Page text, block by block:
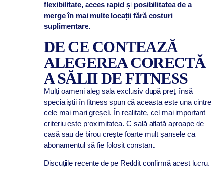
flexibilitate, acces rapid și posibilitatea de a
merge în mai multe locații fără costuri
suplimentare.
DE CE CONTEAZĂ
ALEGEREA CORECTĂ
A SĂLII DE FITNESS
Mulți oameni aleg sala exclusiv după preț, însă
specialiștii în fitness spun că aceasta este una dintre
cele mai mari greșeli. În realitate, cel mai important
criteriu este proximitatea. O sală aflată aproape de
casă sau de birou crește foarte mult șansele ca
abonamentul să fie folosit constant.
Discuțiile recente de pe Reddit confirmă acest lucru.